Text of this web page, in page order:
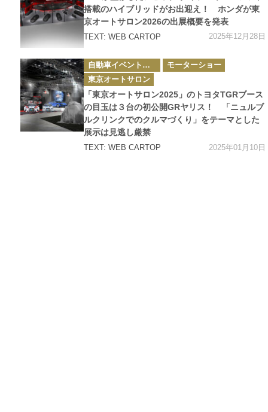
ー
搭載のハイブリッドがお出迎え！ ホンダが東
京オートサロン2026の出展概要を発表
TEXT: WEB CARTOP 2025年12月28日
カ
テ
ゴ
リ
ー
自動車イベント・カーイベント
モーターショー
東京オートサロン
「東京オートサロン2025」のトヨタTGRブース
の目玉は３台の初公開GRヤリス！ 「ニュルブ
ルクリンクでのクルマづくり」をテーマとした
展示は見逃し厳禁
TEXT: WEB CARTOP 2025年01月10日